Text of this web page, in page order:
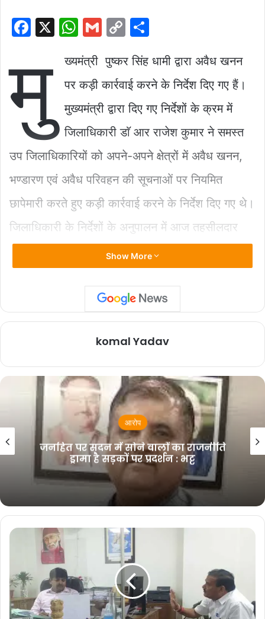
F
c
e
b
o
o
k
X
W
at
s
A
p
p
G
ai
l
C
p
y
Li
n
k
ar
e
मु
ख्यमंत्री पुष्कर सिंह धामी द्वारा अवैध खनन
पर कड़ी कार्रवाई करने के निर्देश दिए गए हैं।
मुख्यमंत्री द्वारा दिए गए निर्देशों के क्रम में
जिलाधिकारी डाॅ आर राजेश कुमार ने समस्त
उप जिलाधिकारियों को अपने-अपने क्षेत्रों में अवैध खनन,
भण्डारण एवं अवैध परिवहन की सूचनाओं पर नियमित
छापेमारी करते हुए कड़ी कार्रवाई करने के निर्देश दिए गए थे।
जिलाधिकारी के निर्देशों के अनुपालन में आज तहसीलदार
सदर सुरेन्द्र सिंह के नेतृत्व में राजस्व विभाग की टीम ने
जिनमें 3 रेडिमिक्स प्लान्ट जांच के समय उपस्थित रेडिमिक्स
प्लान्ट प्रतिनिधि/स्वामी से अनुमति /अनुज्ञा पत्र मांगे जाने
पर वह प्रस्तुत नहीं कर पाए।
जिस पर कार्यवाही करते हुए आईएसबीटी के निकट ग्राम
माजरा, हरिद्वार बाईपास स्थित रिद्धि विनायक टैक्सो
Show More
komal Yadav
देहरादून
सदन मे सो रहे नेताओं का सम्मान कांग्रेस मे ही
संभव: चौहान